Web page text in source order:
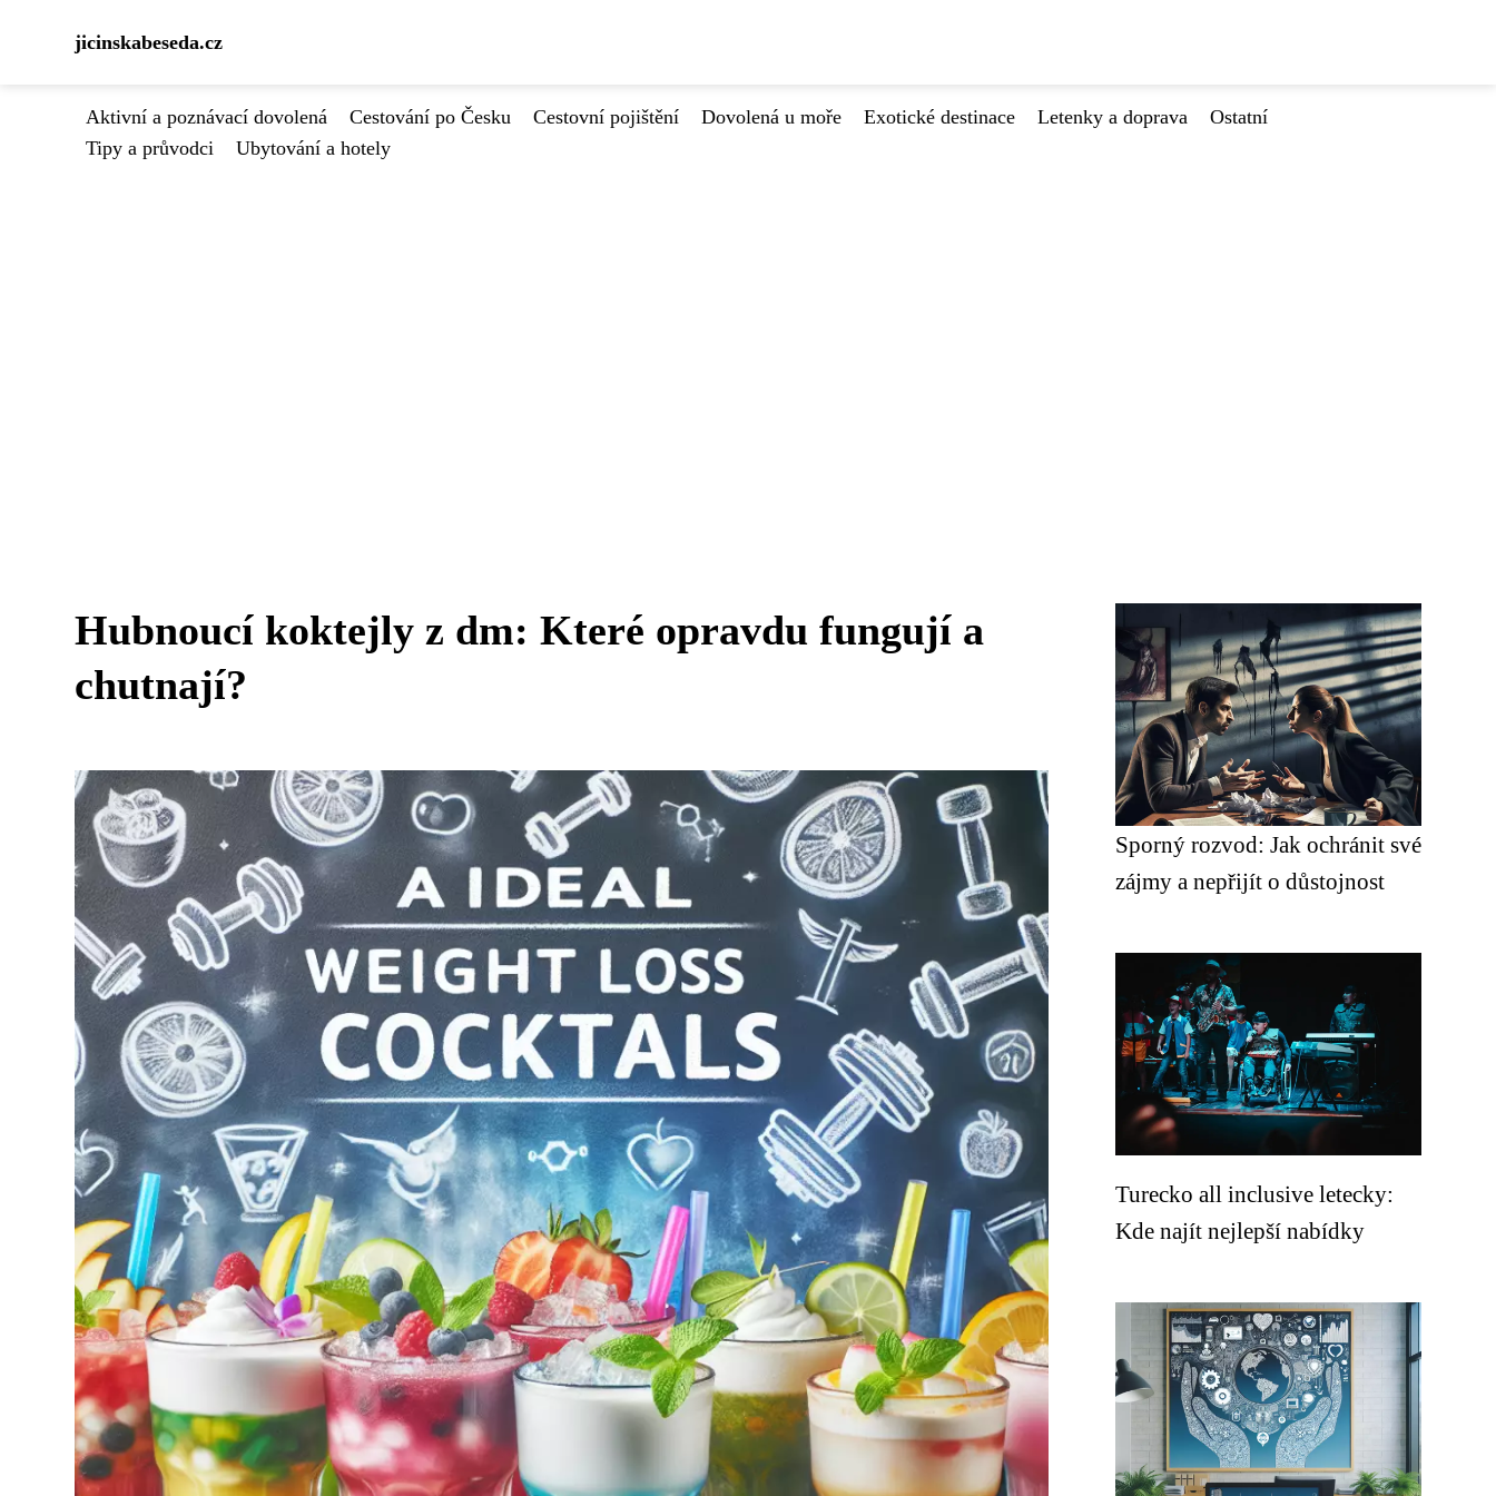
jicinskabeseda.cz
Aktivní a poznávací dovolená Cestování po Česku Cestovní pojištění Dovolená u moře Exotické destinace Letenky a doprava
Ostatní
Tipy a průvodci
Ubytování a hotely
Hubnoucí koktejly z dm: Které opravdu fungují a
chutnají?
Sporný rozvod: Jak ochránit své
zájmy a nepřijít o důstojnost
Turecko all inclusive letecky:
Kde najít nejlepší nabídky